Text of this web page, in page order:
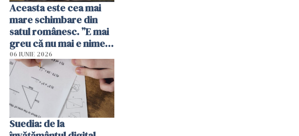
Aceasta este cea mai
mare schimbare din
satul românesc. ”E mai
greu că nu mai e nimeni
pe-aici, prin jur”
06 IUNIE 2026
Suedia: de la